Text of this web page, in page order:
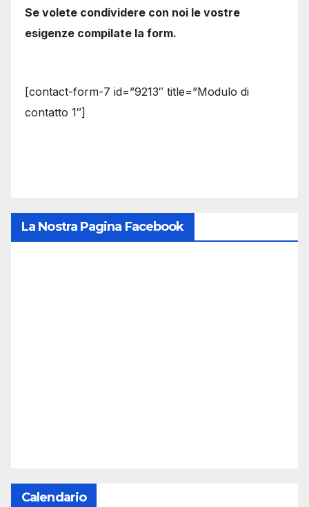
Se volete condividere con noi le vostre
esigenze compilate la form.
[contact-form-7 id=”9213″ title=”Modulo di
contatto 1″]
La Nostra Pagina Facebook
Calendario